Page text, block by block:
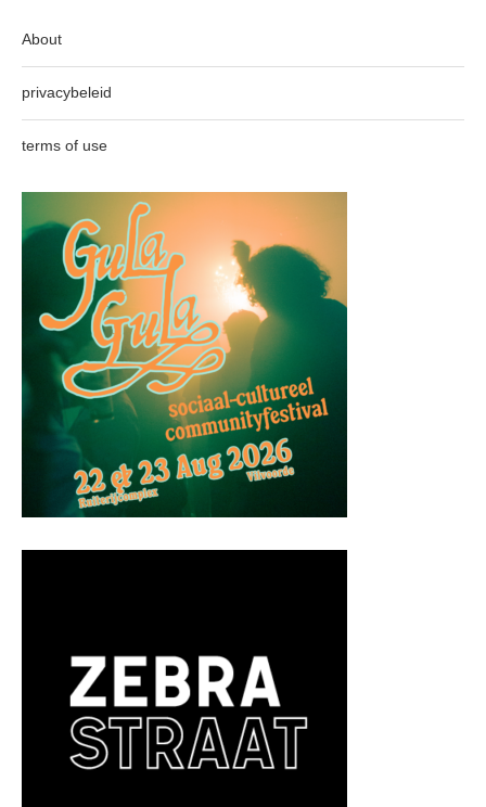
About
privacybeleid
terms of use